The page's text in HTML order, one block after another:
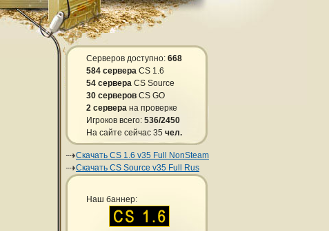
Серверов доступно: 668
584 сервера CS 1.6
54 сервера CS Source
30 серверов CS GO
2 сервера на проверке
Игроков всего: 536/2450
На сайте сейчас 35 чел.
Скачать CS 1.6 v35 Full NonSteam
Скачать CS Source v35 Full Rus
Наш баннер: